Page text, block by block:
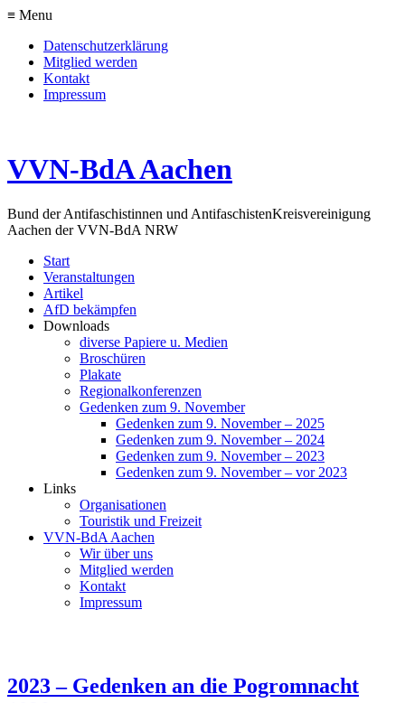
≡ Menu
Datenschutzerklärung
Mitglied werden
Kontakt
Impressum
VVN-BdA Aachen
Bund der Antifaschistinnen und AntifaschistenKreisvereinigung
Aachen der VVN-BdA NRW
Start
Veranstaltungen
Artikel
AfD bekämpfen
Downloads
diverse Papiere u. Medien
Broschüren
Plakate
Regionalkonferenzen
Gedenken zum 9. November
Gedenken zum 9. November – 2025
Gedenken zum 9. November – 2024
Gedenken zum 9. November – 2023
Gedenken zum 9. November – vor 2023
Links
Organisationen
Touristik und Freizeit
VVN-BdA Aachen
Wir über uns
Mitglied werden
Kontakt
Impressum
2023 – Gedenken an die Pogromnacht